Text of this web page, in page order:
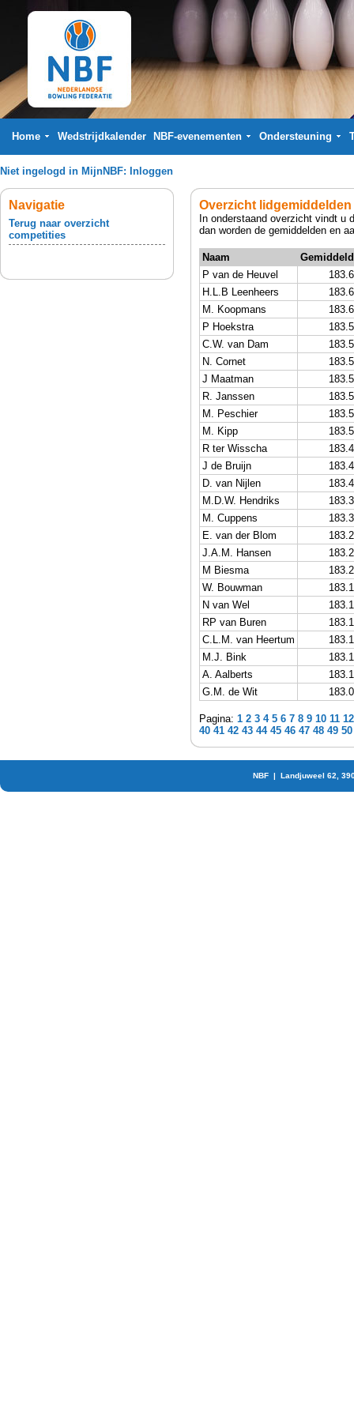
Home Wedstrijdkalender NBF-evenementen Ondersteuning
Niet ingelogd in MijnNBF: Inloggen
Navigatie
Terug naar overzicht
competities
Overzicht lidgemiddelden
In onderstaand overzicht vindt u
dan worden de gemiddelden en
Naam
P van de Heuvel
H.L.B Leenheers
M. Koopmans
P Hoekstra
C.W. van Dam
N. Cornet
J Maatman
R. Janssen
M. Peschier
M. Kipp
R ter Wisscha
J de Bruijn
D. van Nijlen
M.D.W. Hendriks
M. Cuppens
E. van der Blom
J.A.M. Hansen
M Biesma
W. Bouwman
N van Wel
RP van Buren
C.L.M. van Heertum
M.J. Bink
A. Aalberts
G.M. de Wit
Pagina: 1 2 3 4 5 6 7 8 9 10 11 12
40 41 42 43 44 45 46 47 48 49 50
NBF | Landjuweel 62,